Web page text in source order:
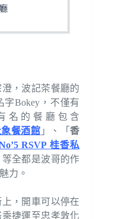
，波記茶餐廳的
Bokey，不僅有
名的餐廳包含
餐酒館 」、「香
RSVP 桂香私
等全都是波哥的作
力。
，開車可以停在
捷運至忠孝敦化